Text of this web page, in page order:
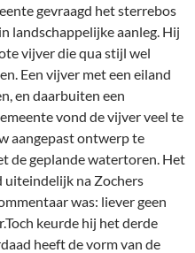
gevraagd het sterrebos
landschappelijke aanleg. Hij
vijver die qua stijl wel
Een vijver met een eiland
en daarbuiten een
vond de vijver veel te
aangepast ontwerp te
de geplande watertoren. Het
na Zochers
was: liever geen
keurde hij het derde
heeft de vorm van de